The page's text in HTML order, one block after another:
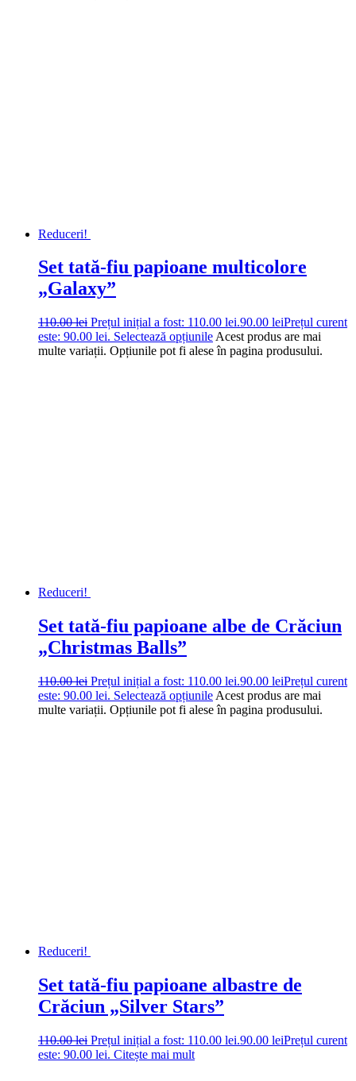
Reduceri!
Set tată-fiu papioane multicolore
„Galaxy”
110.00lei Prețul inițial a fost: 110.00 lei.90.00 leiPrețul curent
este: 90.00 lei. Selectează opțiunile Acest produs are mai
multe variații. Opțiunile pot fi alese în pagina produsului.
Reduceri!
Set tată-fiu papioane albe de Crăciun
„Christmas Balls”
110.00lei Prețul inițial a fost: 110.00 lei.90.00 leiPrețul curent
este: 90.00 lei. Selectează opțiunile Acest produs are mai
multe variații. Opțiunile pot fi alese în pagina produsului.
Reduceri!
Set tată-fiu papioane albastre de
Crăciun „Silver Stars”
110.00lei Prețul inițial a fost: 110.00 lei.90.00 leiPrețul curent
este: 90.00 lei. Citește mai mult